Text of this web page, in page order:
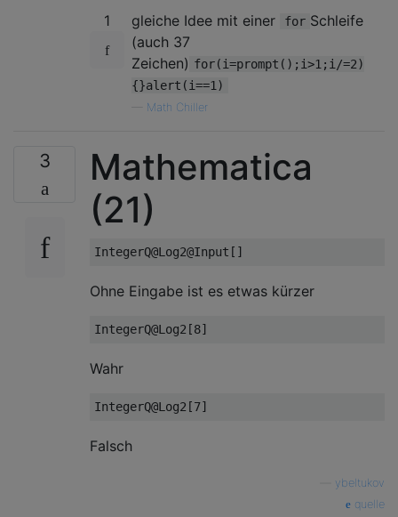
1 gleiche Idee mit einer for Schleife
(auch 37
Zeichen) for(i=prompt();i>1;i/=2)
{}alert(i==1)
Math Chiller
3
Mathematica
(21)
Ohne Eingabe ist es etwas kürzer
Wahr
Falsch
ybeltukov
quelle